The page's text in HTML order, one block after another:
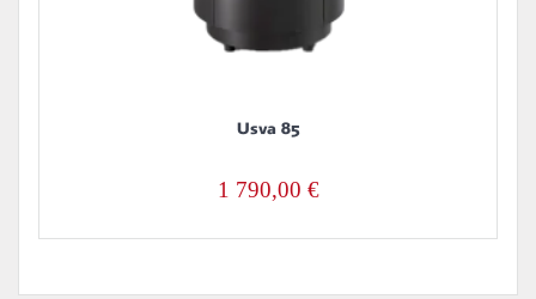
Usva 85
1 790,00 €